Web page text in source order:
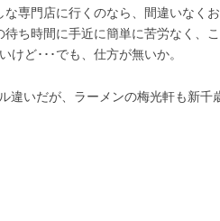
な専門店に行くのなら、間違いなくお
待ち時間に手近に簡単に苦労なく、
けど･･･でも、仕方が無いか。
違いだが、ラーメンの梅光軒も新千